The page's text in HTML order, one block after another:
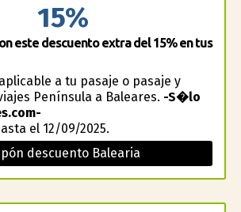
15%
este descuento extra del 15% en tus
a tu pasaje o pasaje y
Península a Baleares. -S�lo
el 12/09/2025.
descuento Balearia